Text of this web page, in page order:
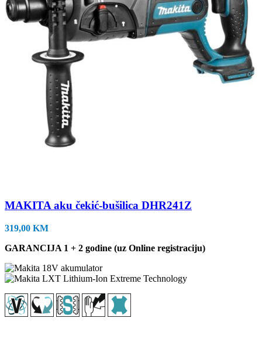
MAKITA aku čekić-bušilica DHR241Z
319,00 KM
GARANCIJA 1 + 2 godine (uz Online registraciju)